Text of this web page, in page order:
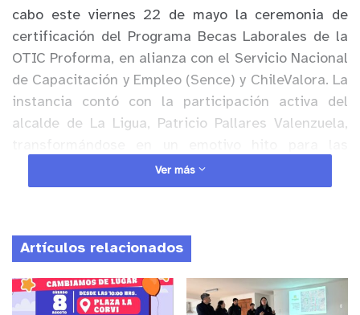
cabo este viernes 22 de mayo la ceremonia de
certificación del Programa Becas Laborales de la
OTIC Proforma, en alianza con el Servicio Nacional
de Capacitación y Empleo (Sence) y ChileValora. La
instancia contó con la participación activa del
alcalde de La Ligua, Patricio Pallares Valenzuela,
provincia de Petorca y de las comunas costeras de
Quintero y Puchuncaví quienes recibieron sus
diplomas. El perfeccionamiento se concentró de
Ver más
Artículos relacionados